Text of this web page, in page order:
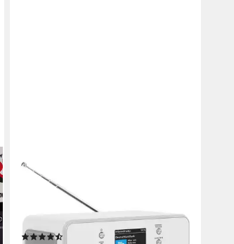
TECHNISAT
DIGITRADIO 550 IR Internet-Radio
Leistung
externes Netzteil, Netzbetrieb
1.02 kg
Gewicht